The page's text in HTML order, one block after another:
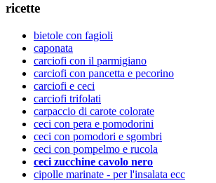
ricette
bietole con fagioli
caponata
carciofi con il parmigiano
carciofi con pancetta e pecorino
carciofi e ceci
carciofi trifolati
carpaccio di carote colorate
ceci con pera e pomodorini
ceci con pomodori e sgombri
ceci con pompelmo e rucola
ceci zucchine cavolo nero
cipolle marinate - per l'insalata ecc